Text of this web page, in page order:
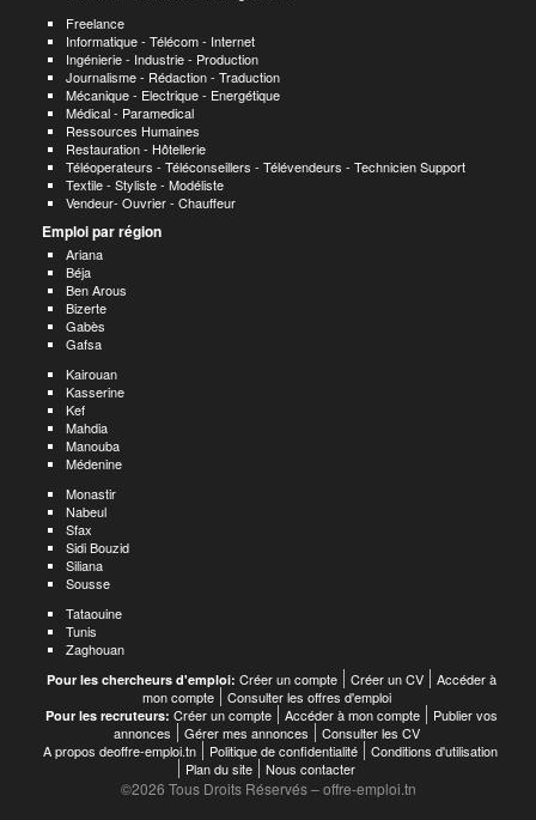
Freelance
Informatique - Télécom - Internet
Ingénierie - Industrie - Production
Journalisme - Rédaction - Traduction
Mécanique - Electrique - Energétique
Médical - Paramedical
Ressources Humaines
Restauration - Hôtellerie
Téléoperateurs - Téléconseillers - Télévendeurs - Technicien Support
Textile - Styliste - Modéliste
Vendeur- Ouvrier - Chauffeur
Emploi par région
Ariana
Béja
Ben Arous
Bizerte
Gabès
Gafsa
Kairouan
Kasserine
Kef
Mahdia
Manouba
Médenine
Monastir
Nabeul
Sfax
Sidi Bouzid
Siliana
Sousse
Tataouine
Tunis
Zaghouan
Pour les chercheurs d'emploi: Créer un compte Créer un CV
Accéder à
mon compte
Consulter les offres d'emploi
Pour les recruteurs: Créer un compte Accéder à mon compte
Publier vos
annonces
Gérer mes annonces
Consulter les CV
A propos deoffre-emploi.tn
Politique de confidentialité
Conditions d'utilisation
Plan du site
Nous contacter
©2026 Tous Droits Réservés – offre-emploi.tn